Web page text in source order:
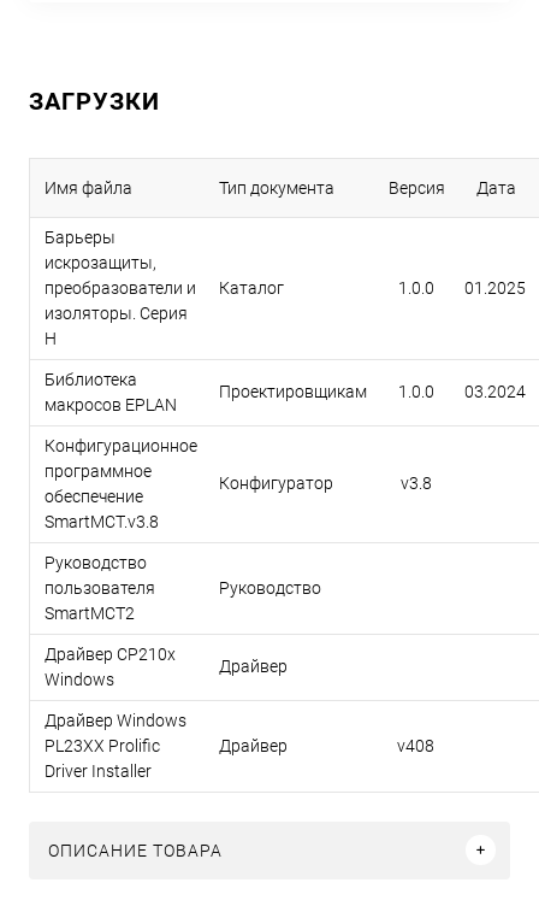
ЗАГРУЗКИ
Имя файла Тип документа Версия Дата
Барьеры
искрозащиты,
преобразователи и
изоляторы. Серия
H
Каталог 1.0.0 01.2025
Библиотека
макросов EPLAN
Проектировщикам 1.0.0 03.2024
Конфигурационное
программное
обеспечение
SmartMCT.v3.8
Конфигуратор v3.8
Руководство
пользователя
SmartMCT2
Руководство
Драйвер CP210x
Windows
Драйвер
Драйвер Windows
PL23XX Prolific
Driver Installer
Драйвер v408
ОПИСАНИЕ ТОВАРА